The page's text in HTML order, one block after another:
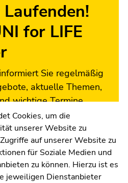
for LIFE
Sie regelmäßig
aktuelle Themen,
wichtige Termine.
an!
Anmeldung
Cookies, um die
unserer Website zu
auf unserer Website zu
für Soziale Medien und
zu können. Hierzu ist es
jeweiligen Dienstanbieter